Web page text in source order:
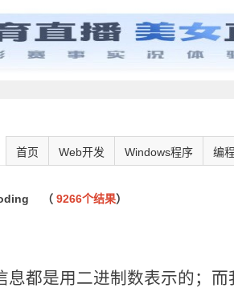
首页 Web开发 Windows程序 编
（ 9266个结果）
息都是用二进制数表示的；